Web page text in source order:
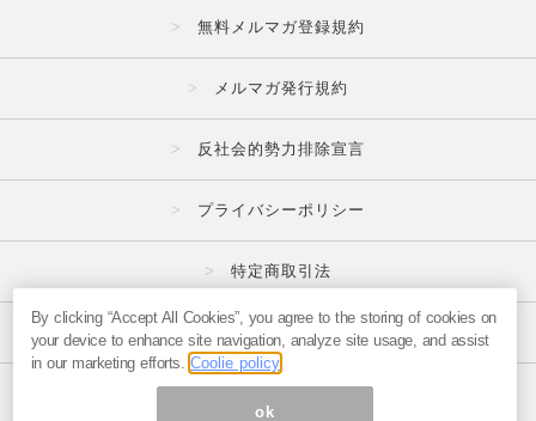
無料メルマガ登録規約
メルマガ発行規約
反社会的勢力排除宣言
プライバシーポリシー
特定商取引法
広告掲載はこちら
メルマガの不正・違反報告はこちら
By clicking “Accept All Cookies”, you agree to the storing of cookies on
your device to enhance site navigation, analyze site usage, and assist
in our marketing efforts. Coolie policy
ok